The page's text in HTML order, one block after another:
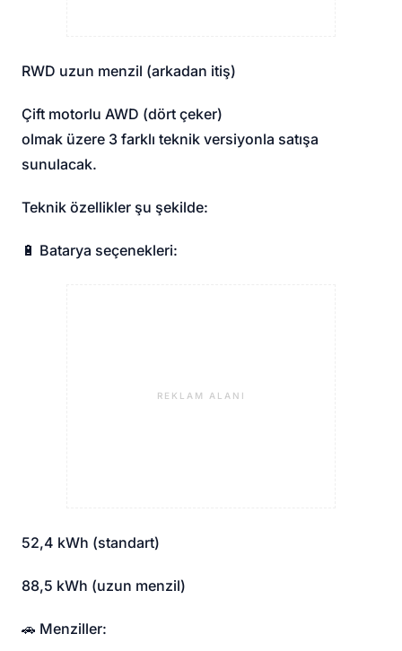
RWD uzun menzil (arkadan itiş)
Çift motorlu AWD (dört çeker)
olmak üzere 3 farklı teknik versiyonla satışa
sunulacak.
Teknik özellikler şu şekilde:
🔋 Batarya seçenekleri:
REKLAM ALANI
52,4 kWh (standart)
88,5 kWh (uzun menzil)
🚗 Menziller: